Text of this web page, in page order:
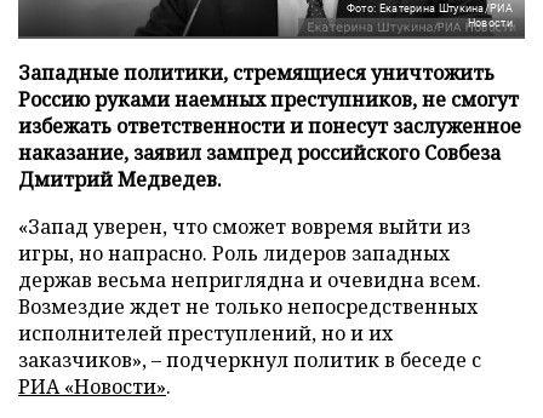
Фото: Екатерина Штукина/РИА
Новости
Западные политики, стремящиеся уничтожить
Россию руками наемных преступников, не смогут
избежать ответственности и понесут заслуженное
наказание, заявил зампред российского Совбеза
Дмитрий Медведев.
«Запад уверен, что сможет вовремя выйти из
игры, но напрасно. Роль лидеров западных
держав весьма неприглядна и очевидна всем.
Возмездие ждет не только непосредственных
исполнителей преступлений, но и их
заказчиков», – подчеркнул политик в беседе с
РИА «Новости».